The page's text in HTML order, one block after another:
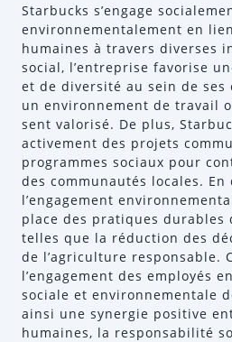
Starbucks s’engage
environnementalement en
humaines à travers diverses
social, l’entreprise favorise
et de diversité au sein de
un environnement de travail
sent valorisé. De plus,
activement des projets
programmes sociaux pour
des communautés locales.
l’engagement
place des pratiques durables
telles que la réduction des
de l’agriculture responsable.
l’engagement des employés
sociale et environnementale
ainsi une synergie positive
humaines, la responsabilité